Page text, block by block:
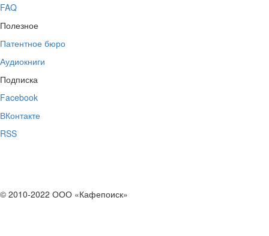
FAQ
Полезное
Патентное бюро
Аудиокниги
Подписка
Facebook
ВКонтакте
RSS
© 2010-2022 ООО «Кафепоиск»